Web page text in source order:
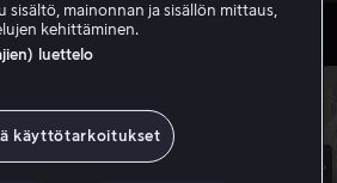
sisältö, mainonnan ja sisällön mittaus,
kehittäminen.
luettelo
käyttötarkoitukset